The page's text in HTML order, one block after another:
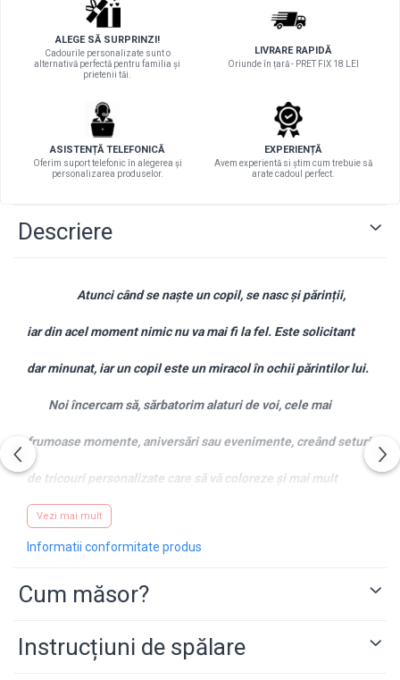
ALEGE SĂ SURPRINZI!
Cadourile personalizate sunt o
alternativă perfectă pentru familia și
prietenii tăi.
LIVRARE RAPIDĂ
Oriunde în țară - PRET FIX 18 LEI
ASISTENȚĂ TELEFONICĂ
Oferim suport telefonic în alegerea și
personalizarea produselor.
EXPERIENȚĂ
Avem experientă si știm cum trebuie să
arate cadoul perfect.
Descriere
Atunci când se naște un copil, se nasc și părinții,
iar din acel moment nimic nu va mai fi la fel. Este solicitant
dar minunat, iar un copil este un miracol în ochii părintilor lui.
Noi încercam să, sărbatorim alaturi de voi, cele mai
frumoase momente, aniversări sau evenimente, creând seturi
de tricouri personalizate care să vă coloreze și mai mult
această noua viață, în această nouă formulă, de familie.
Desigur, dacă ai o idee, și doresti un alt mesaj sau alte
animații pe tricouri, nu ezita să ne contactezi pe pe
CARACTERISTICI PRINT
Vezi mai mult
Informatii conformitate produs
Cum măsor?
Instrucțiuni de spălare